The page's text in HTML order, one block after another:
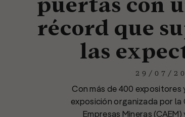
puertas con
récord que
las
29/07/
Con más de 400 expositores
exposición organizada por la
Empresas Mineras